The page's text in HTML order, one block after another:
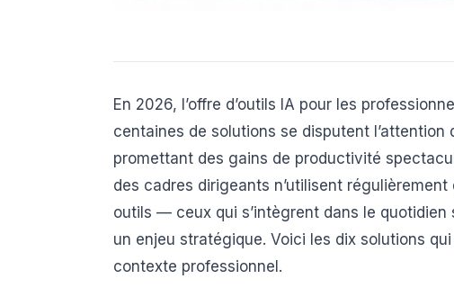
En 2026, l’offre d’outils IA pour les
centaines de solutions se disputent
promettant des gains de productivité
des cadres dirigeants n’utilisent
outils — ceux qui s’intègrent dans le
un enjeu stratégique. Voici les dix solutions
contexte professionnel.